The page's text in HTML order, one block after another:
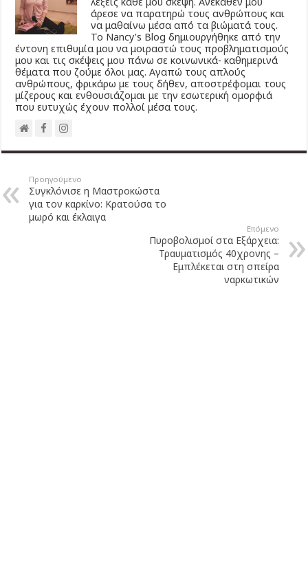
άρεσε να παρατηρώ τους ανθρώπους και
να μαθαίνω μέσα από τα βιώματά τους.
Το Νancy’s Βlog δημιουργήθηκε από την
έντονη επιθυμία μου να μοιραστώ τους προβληματισμούς
μου και τις σκέψεις μου πάνω σε κοινωνικά- καθημερινά
θέματα που ζούμε όλοι μας. Αγαπώ τους απλούς
ανθρώπους, φρικάρω με τους δήθεν, αποστρέφομαι τους
μίζερους και ενθουσιάζομαι με την εσωτερική ομορφιά
που ευτυχώς έχουν πολλοί μέσα τους.
Προηγούμενο
Συγκλόνισε η Μαστροκώστα
για τον καρκίνο: Κρατούσα το
μωρό και έκλαιγα
Επόμενο
Πυροβολισμοί στα Εξάρχεια:
Τραυματισμός 40χρονης –
Εμπλέκεται στη σπείρα
ναρκωτικών